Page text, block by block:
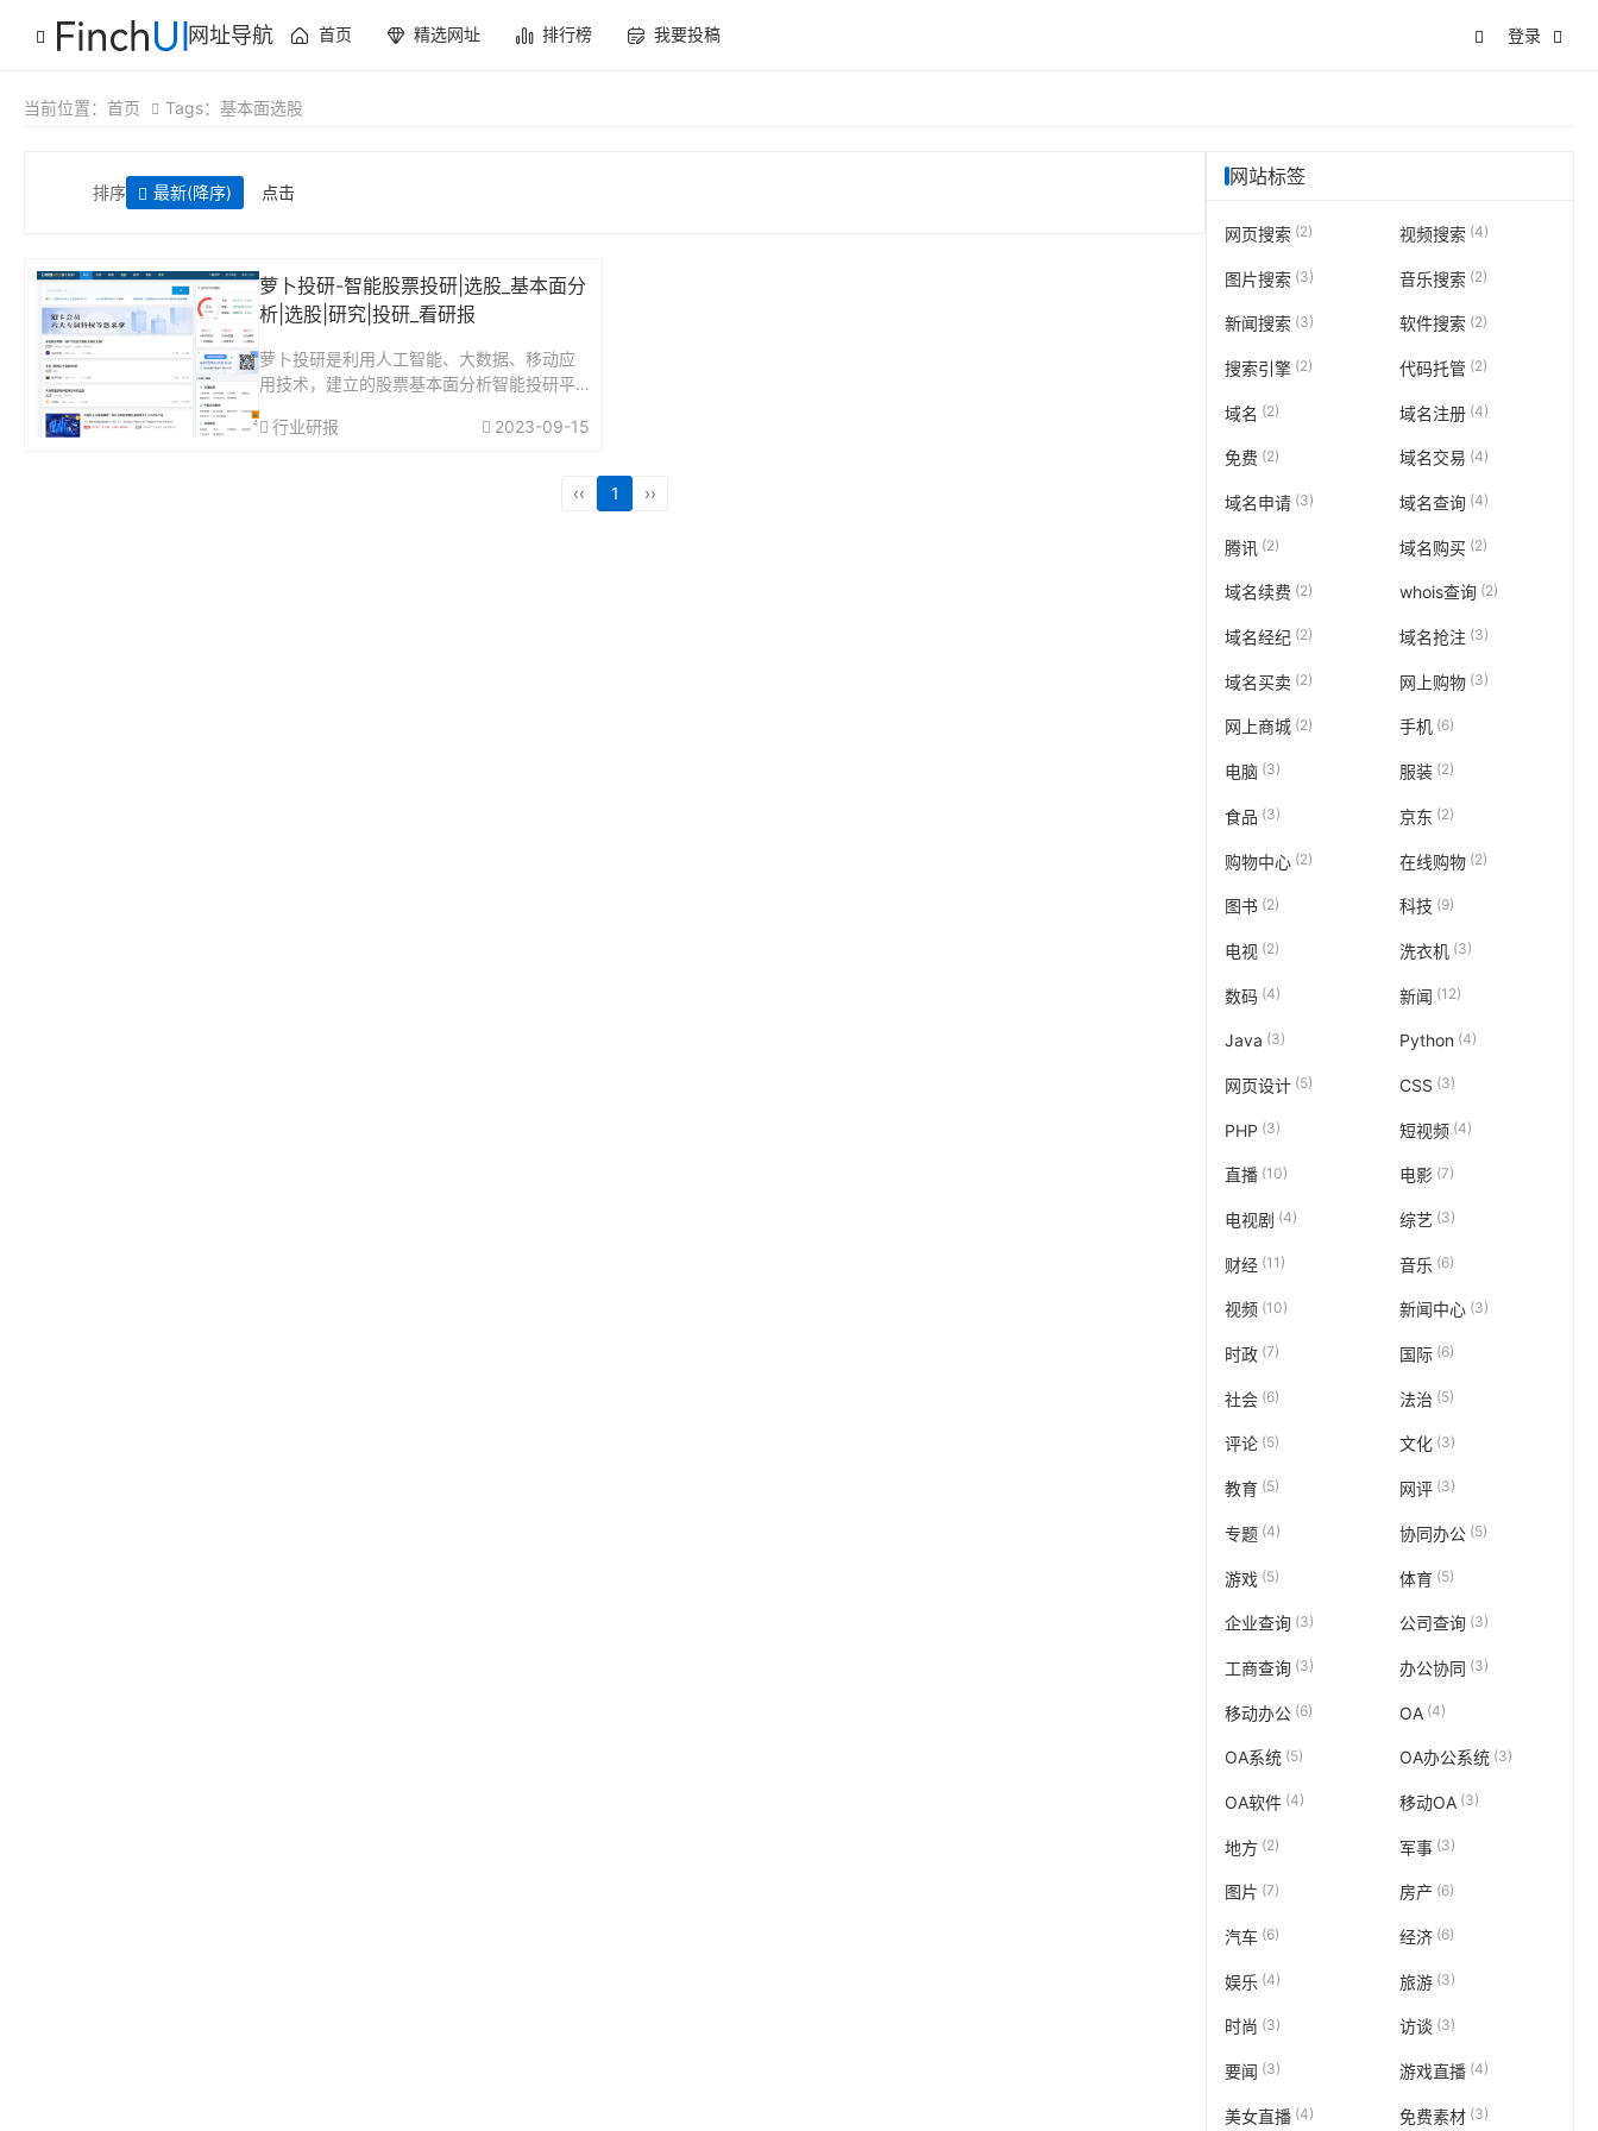
网址导航 首页 精选网址 排行榜 我要投稿 登录
当前位置： 首页 Tags：基本面选股
排序 最新(降序) 点击
萝卜投研-智能股票投研|选股_基本面分
析|选股|研究|投研_看研报
萝卜投研是利用人工智能、大数据、移动应
用技术，建立的股票基本面分析智能投研平
告，研报，财报，数据等信息，满足用户对
行业研报 2023-09-15
‹‹ 1 ››
网站标签
网页搜索 (2) 视频搜索 (4)
图片搜索 (3) 音乐搜索 (2)
新闻搜索 (3) 软件搜索 (2)
搜索引擎 (2) 代码托管(2)
域名 (2) 域名注册(4)
免费 (2) 域名交易 (4)
域名申请 (3) 域名查询(4)
腾讯 (2) 域名购买(2)
域名续费 (2) whois查询(2)
域名经纪 (2) 域名抢注(3)
域名买卖 (2) 网上购物(3)
网上商城 (2) 手机 (6)
电脑 (3) 服装(2)
食品 (3) 京东 (2)
购物中心 (2) 在线购物(2)
图书 (2) 科技 (9)
电视 (2) 洗衣机 (3)
数码 (4) 新闻 (12)
Java (3) Python (4)
网页设计 (5) CSS (3)
PHP (3) 短视频(4)
直播 (10) 电影 (7)
电视剧 (4) 综艺 (3)
财经 (11) 音乐 (6)
视频 (10) 新闻中心 (3)
时政 (7) 国际(6)
社会 (6) 法治 (5)
评论 (5) 文化 (3)
教育 (5) 网评(3)
专题 (4) 协同办公(5)
游戏 (5) 体育(5)
企业查询 (3) 公司查询(3)
工商查询 (3) 办公协同 (3)
移动办公 (6) OA (4)
OA系统 (5) OA办公系统(3)
OA软件 (4) 移动OA (3)
地方 (2) 军事 (3)
图片 (7) 房产 (6)
汽车 (6) 经济(6)
娱乐 (4) 旅游(3)
时尚 (3) 访谈 (3)
要闻 (3) 游戏直播(4)
美女直播 (4) 免费素材(3)